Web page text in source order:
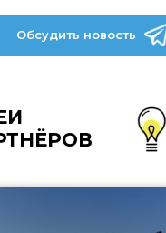
Обсудить новость